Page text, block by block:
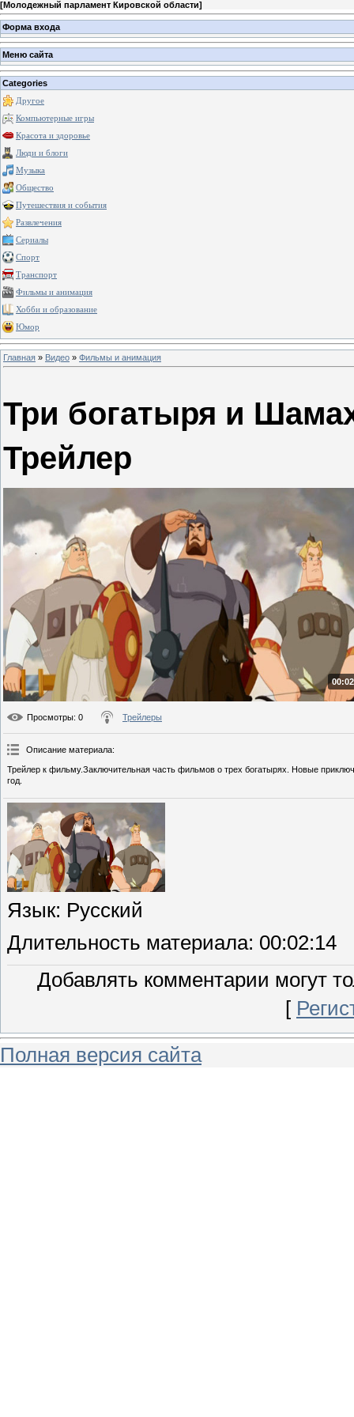
[Молодежный парламент Кировской области]
Форма входа
Меню сайта
Categories
Другое
Компьютерные игры
Красота и здоровье
Люди и блоги
Музыка
Общество
Путешествия и события
Развлечения
Сериалы
Спорт
Транспорт
Фильмы и анимация
Хобби и образование
Юмор
Главная » Видео » Фильмы и анимация
Три богатыря и
Трейлер
Просмотры: 0 Трейлеры
Описание материала:
Трейлер к фильму.Заключительная часть фильмов о трех богатырях. Новые
год.
Язык: Русский
Длительность материала: 00:02:14
Добавлять комментарии могут
[
Полная версия сайта